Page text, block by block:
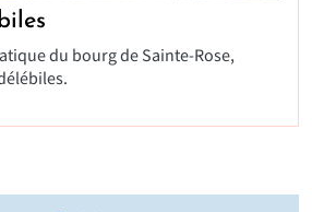
du bourg de Sainte-Rose,